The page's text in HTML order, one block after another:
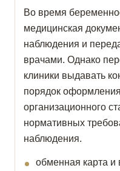
Во время
медицинская
наблюдения и
врачами. Однако
клиники выдавать
порядок
организационного
нормативных
наблюдения.
обменная карта